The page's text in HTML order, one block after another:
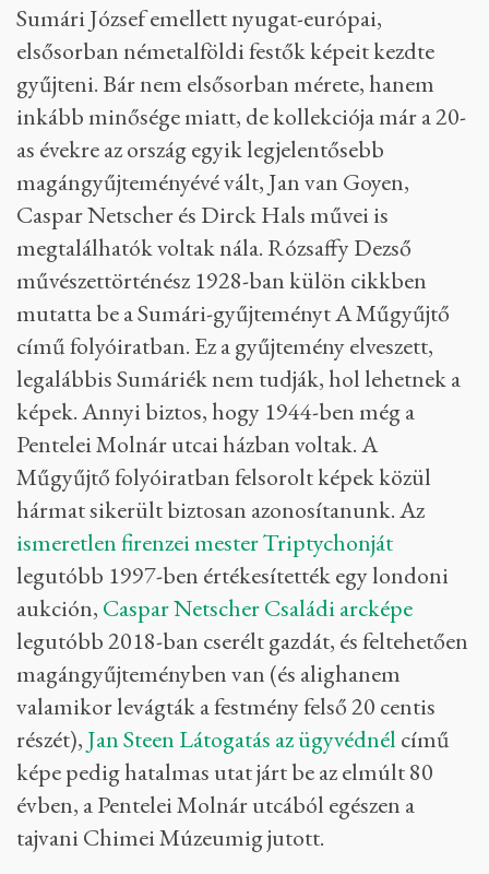
Sumári József emellett nyugat-európai,
elsősorban németalföldi festők képeit kezdte
gyűjteni. Bár nem elsősorban mérete, hanem
inkább minősége miatt, de kollekciója már a 20-
as évekre az ország egyik legjelentősebb
magángyűjteményévé vált, Jan van Goyen,
Caspar Netscher és Dirck Hals művei is
megtalálhatók voltak nála. Rózsaffy Dezső
művészettörténész 1928-ban külön cikkben
mutatta be a Sumári-gyűjteményt A Műgyűjtő
című folyóiratban. Ez a gyűjtemény elveszett,
legalábbis Sumáriék nem tudják, hol lehetnek a
képek. Annyi biztos, hogy 1944-ben még a
Pentelei Molnár utcai házban voltak. A
Műgyűjtő folyóiratban felsorolt képek közül
hármat sikerült biztosan azonosítanunk. Az
ismeretlen firenzei mester Triptychonját
legutóbb 1997-ben értékesítették egy londoni
aukción, Caspar Netscher Családi arcképe
legutóbb 2018-ban cserélt gazdát, és feltehetően
magángyűjteményben van (és alighanem
valamikor levágták a festmény felső 20 centis
részét), Jan Steen Látogatás az ügyvédnél című
képe pedig hatalmas utat járt be az elmúlt 80
évben, a Pentelei Molnár utcából egészen a
tajvani Chimei Múzeumig jutott.